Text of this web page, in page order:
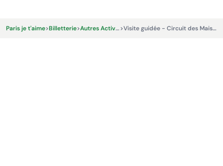
Paris je t'aime>Billetterie> Autres Activités & Expériences> Visite guidée - Circuit des Maisons closes , Prostitution passée et actuelle